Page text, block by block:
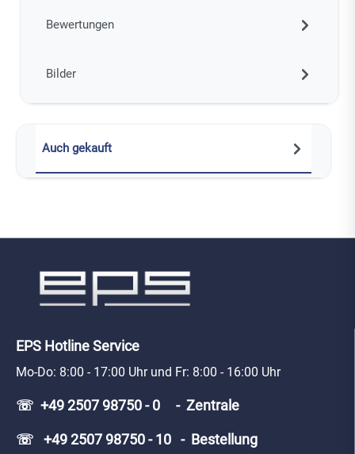
Bewertungen
Bilder
Auch gekauft
EPS Hotline Service
Mo-Do: 8:00 - 17:00 Uhr und Fr: 8:00 - 16:00 Uhr
☏ +49 2507 98750 - 0 - Zentrale
☏ +49 2507 98750 - 10 - Bestellung